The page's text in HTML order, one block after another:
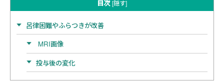
目次 [隠す]
呂律困難やふらつきが改善
MRI画像
投与後の変化